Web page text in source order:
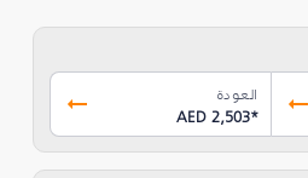
العودة
AED 2,503*